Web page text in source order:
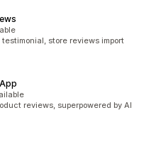
store reviews import
reviews, superpowered by AI